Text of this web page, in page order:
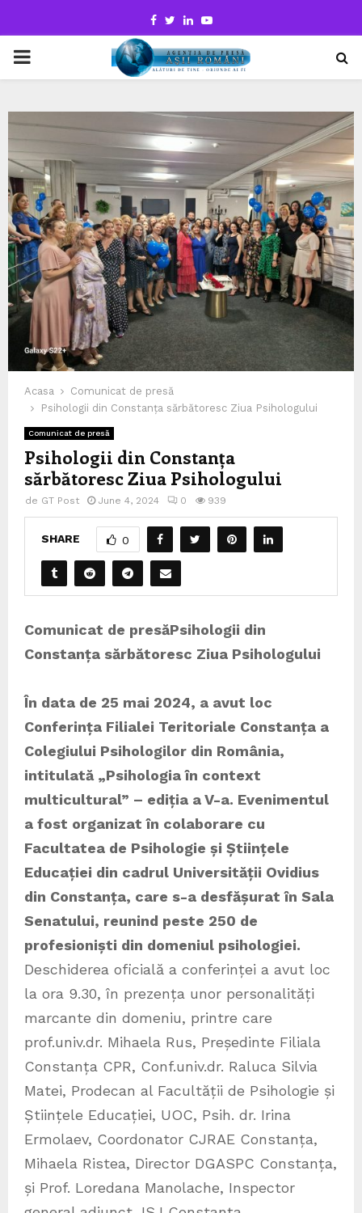
Facebook
TwitterLinkedinYoutube
PRIMARY
Acasa
Comunicat de presă
Psihologii din Constanța sărbătoresc Ziua Psihologului
Comunicat de presă
Psihologii din Constanța
sărbătoresc Ziua Psihologului
de GT Post June 4, 2024 0 939
SHARE 0
Comunicat de presăPsihologii din
Constanța sărbătoresc Ziua Psihologului
În data de 25 mai 2024, a avut loc
Conferința Filialei Teritoriale Constanța a
Colegiului Psihologilor din România,
intitulată „Psihologia în context
multicultural” – ediția a V-a. Evenimentul
a fost organizat în colaborare cu
Facultatea de Psihologie și Științele
Educației din cadrul Universității Ovidius
din Constanța, care s-a desfășurat în Sala
Senatului, reunind peste 250 de
profesioniști din domeniul psihologiei.
Deschiderea oficială a conferinței a avut loc
la ora 9.30, în prezența unor personalități
marcante din domeniu, printre care
prof.univ.dr. Mihaela Rus, Președinte Filiala
Constanța CPR, Conf.univ.dr. Raluca Silvia
Matei, Prodecan al Facultății de Psihologie și
Științele Educației, UOC, Psih. dr. Irina
Ermolaev, Coordonator CJRAE Constanța,
Mihaela Ristea, Director DGASPC Constanța,
și Prof. Loredana Manolache, Inspector